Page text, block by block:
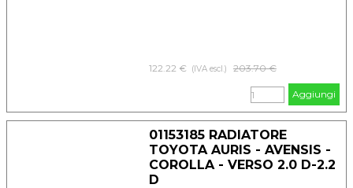
122.22 € (IVA escl.) Prezzo senza sconto
203.70 €
Aggiungi
01153185 RADIATORE
TOYOTA AURIS - AVENSIS -
COROLLA - VERSO 2.0 D-2.2
D